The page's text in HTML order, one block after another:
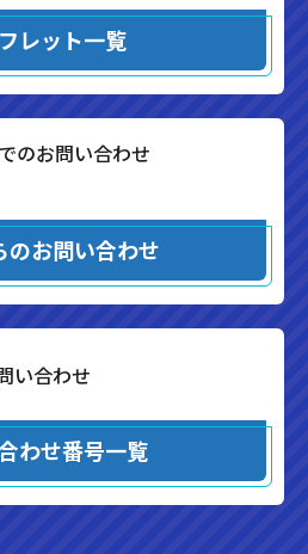
レット一覧
のお問い合わせ
のお問い合わせ
い合わせ
わせ番号一覧